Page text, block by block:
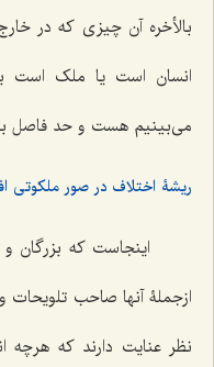
بالأخره آن چیزی که در
انسان است یا ملک است
مى‌بینیم هست و حد فاصل
ریشۀ اختلاف در صور ملکوتی
اینجاست که
ازجملۀ آنها صاحب تلویحات
نظر عنایت دارند که هرچه